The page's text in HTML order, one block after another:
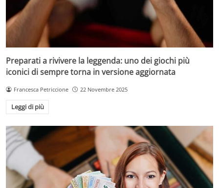
Preparati a rivivere la leggenda: uno dei giochi più
iconici di sempre torna in versione aggiornata
Francesca Petriccione 22 Novembre 2025
Leggi di più